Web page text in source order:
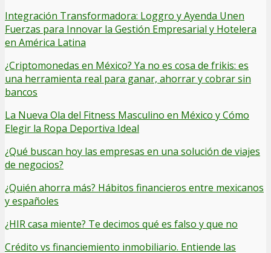
Integración Transformadora: Loggro y Ayenda Unen
Fuerzas para Innovar la Gestión Empresarial y Hotelera
en América Latina
¿Criptomonedas en México? Ya no es cosa de frikis: es
una herramienta real para ganar, ahorrar y cobrar sin
bancos
La Nueva Ola del Fitness Masculino en México y Cómo
Elegir la Ropa Deportiva Ideal
¿Qué buscan hoy las empresas en una solución de viajes
de negocios?
¿Quién ahorra más? Hábitos financieros entre mexicanos
y españoles
¿HIR casa miente? Te decimos qué es falso y que no
Crédito vs financiemiento inmobiliario. Entiende las